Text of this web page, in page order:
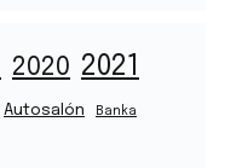
2020 2021
Autosalón Banka